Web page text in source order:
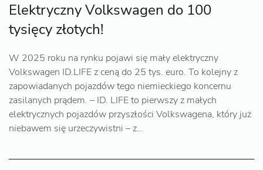
Elektryczny Volkswagen do 100
tysięcy złotych!
W 2025 roku na rynku pojawi się mały elektryczny
Volkswagen ID.LIFE z ceną do 25 tys. euro. To kolejny z
zapowiadanych pojazdów tego niemieckiego koncernu
zasilanych prądem. – ID. LIFE to pierwszy z małych
elektrycznych pojazdów przyszłości Volkswagena, który już
niebawem się urzeczywistni – z…